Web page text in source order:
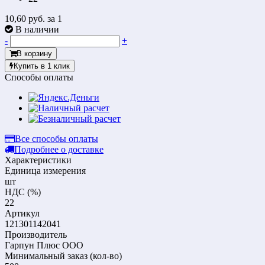
10,60 руб. за 1
В наличии
-
+
В корзину
Купить в 1 клик
Способы оплаты
Все способы оплаты
Подробнее о доставке
Характеристики
Единица измерения
шт
НДС (%)
22
Артикул
121301142041
Производитель
Гарпун Плюс ООО
Mинимальный заказ (кол-во)